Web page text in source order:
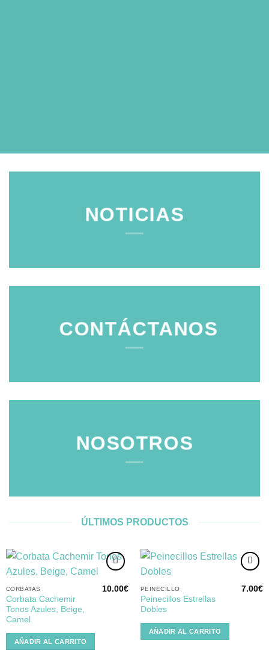
NOTICIAS
CONTÁCTANOS
NOSOTROS
ÚLTIMOS PRODUCTOS
CORBATAS
Corbata Cachemir
Tonos Azules, Beige,
Camel
10.00€
AÑADIR AL CARRITO
PEINECILLO
Peinecillos Estrellas
Dobles
7.00€
AÑADIR AL CARRITO